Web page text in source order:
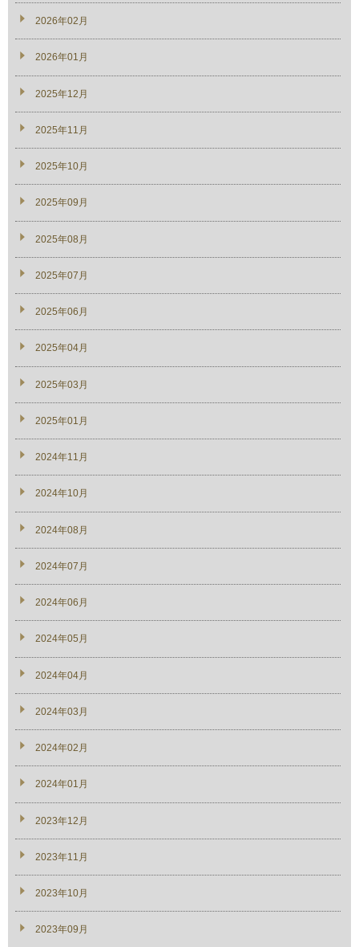
2026年02月
2026年01月
2025年12月
2025年11月
2025年10月
2025年09月
2025年08月
2025年07月
2025年06月
2025年04月
2025年03月
2025年01月
2024年11月
2024年10月
2024年08月
2024年07月
2024年06月
2024年05月
2024年04月
2024年03月
2024年02月
2024年01月
2023年12月
2023年11月
2023年10月
2023年09月